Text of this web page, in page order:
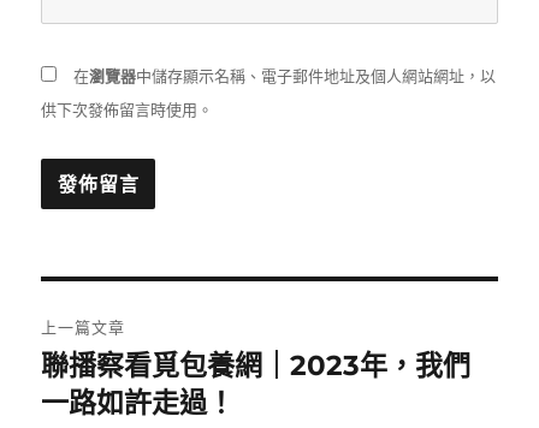
在瀏覽器中儲存顯示名稱、電子郵件地址及個人網站網址，以
供下次發佈留言時使用。
章
導
上一篇文章
上
一
聯播察看覓包養網｜2023年，我們
一路如許走過！